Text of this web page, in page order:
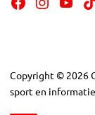
Copyright © 2026
sport en